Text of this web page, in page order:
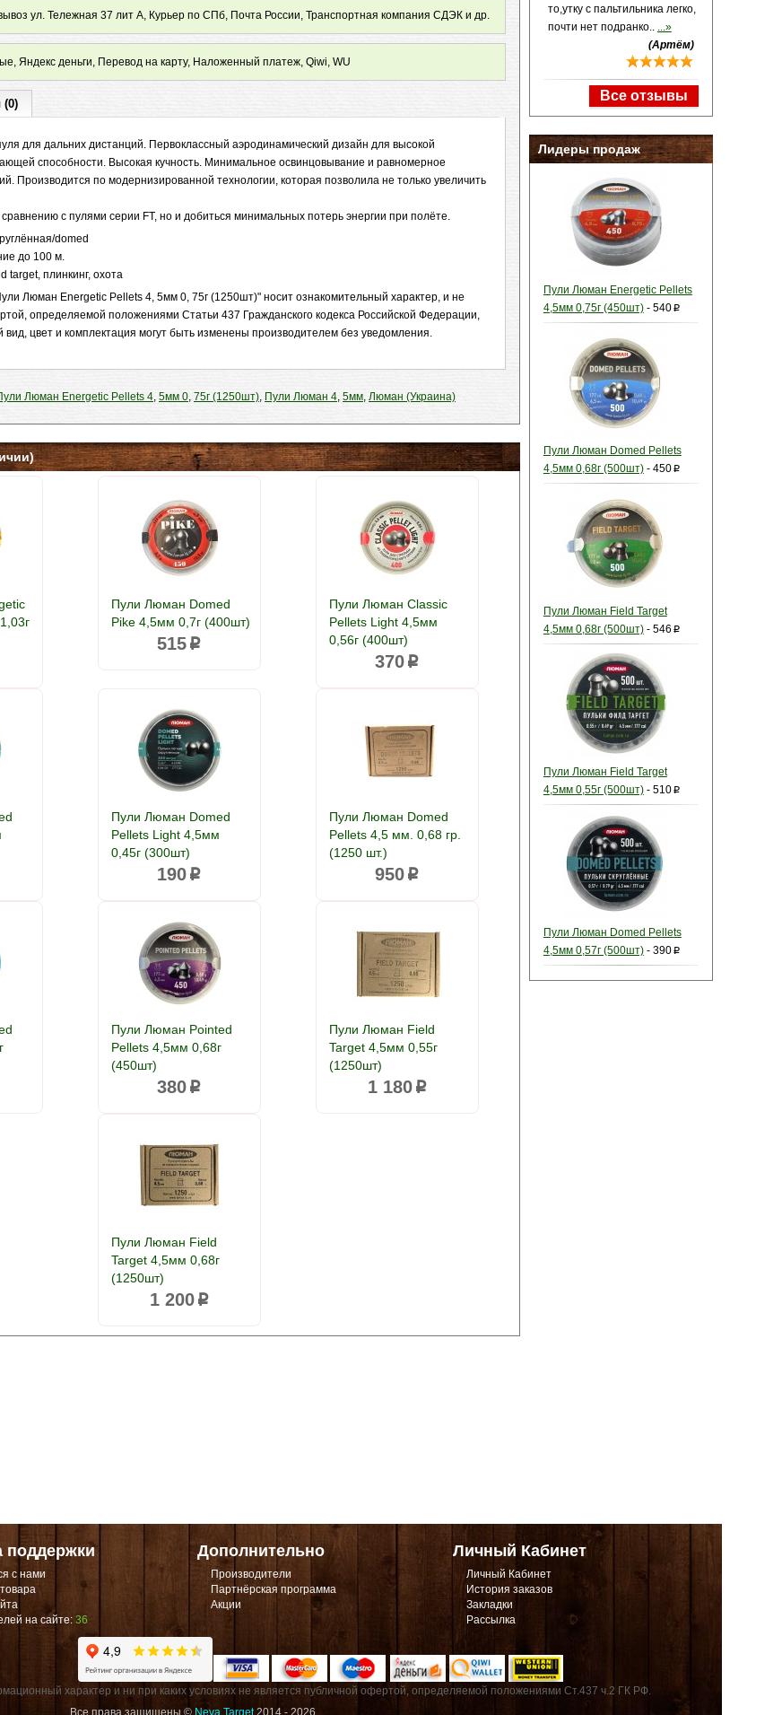
то,утку с пальтильника легко,
почти нет подранко.. ...»
(Артём)
Все отзывы
Лидеры продаж
Пули Люман Energetic Pellets
4,5мм 0,75г (450шт)- 540p
Пули Люман Domed Pellets
4,5мм 0,68г (500шт)- 450p
Пули Люман Field Target
4,5мм 0,68г (500шт)- 546 p
Пули Люман Field Target
4,5мм 0,55г (500шт)- 510p
Пули Люман Domed Pellets
4,5мм 0,57г (500шт)- 390p
ул. Тележная 37 лит А, Курьер по СПб, Почта России, Транспортная компания СДЭК и др.
Яндекс деньги, Перевод на карту, Наложенный платеж, Qiwi, WU
для дальних дистанций. Первоклассный аэродинамический дизайн для высокой
способности. Высокая кучность. Минимальное освинцовывание и равномерное
Производится по модернизированной технологии, которая позволила не только увеличить
с пулями серии FT, но и добиться минимальных потерь энергии при полёте.
domed
до 100 м.
target, плинкинг, охота
Люман Energetic Pellets 4, 5мм 0, 75г (1250шт)" носит ознакомительный характер, и не
определяемой положениями Статьи 437 Гражданского кодекса Российской Федерации,
вид, цвет и комплектация могут быть изменены производителем без уведомления.
Люман Energetic Pellets 4, 5мм 0, 75г (1250шт), Пули Люман 4, 5мм, Люман (Украина)
Пули Люман Domed
Pike 4,5мм 0,7г (400шт)
515 p
Пули Люман Classic
Pellets Light 4,5мм
0,56г (400шт)
370 p
Пули Люман Domed
Pellets Light 4,5мм
0,45г (300шт)
190 p
Пули Люман Domed
Pellets 4,5 мм. 0,68 гр.
(1250 шт.)
950 p
Пули Люман Pointed
Pellets 4,5мм 0,68г
(450шт)
380 p
Пули Люман Field
Target 4,5мм 0,55г
(1250шт)
1 180p
Пули Люман Field
Target 4,5мм 0,68г
(1250шт)
1 200 p
поддержки
с нами
на сайте: 36
Дополнительно
Производители
Партнёрская программа
Акции
Личный Кабинет
Личный Кабинет
История заказов
Закладки
Рассылка
характер и ни при каких условиях не является публичной офертой, определяемой положениями Ст.437 ч.2 ГК РФ.
Все права защищены © Neva Target2014 - 2026